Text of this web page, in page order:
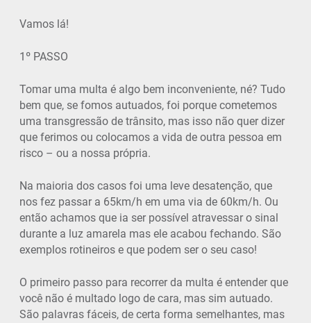
Vamos lá!
1º PASSO
Tomar uma multa é algo bem inconveniente, né? Tudo
bem que, se fomos autuados, foi porque cometemos
uma transgressão de trânsito, mas isso não quer dizer
que ferimos ou colocamos a vida de outra pessoa em
risco – ou a nossa própria.
Na maioria dos casos foi uma leve desatenção, que
nos fez passar a 65km/h em uma via de 60km/h. Ou
então achamos que ia ser possível atravessar o sinal
durante a luz amarela mas ele acabou fechando. São
exemplos rotineiros e que podem ser o seu caso!
O primeiro passo para recorrer da multa é entender que
você não é multado logo de cara, mas sim autuado.
São palavras fáceis, de certa forma semelhantes, mas